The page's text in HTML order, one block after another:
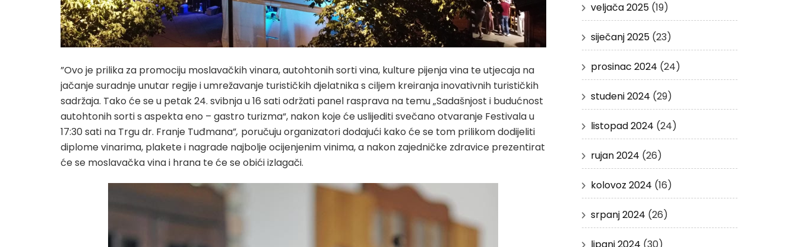
”Ovo je prilika za promociju moslavačkih vinara, autohtonih sorti vina, kulture pijenja vina te utjecaja na
jačanje suradnje unutar regije i umrežavanje turističkih djelatnika s ciljem kreiranja inovativnih turističkih
sadržaja. Tako će se u petak 24. svibnja u 16 sati održati panel rasprava na temu „Sadašnjost i budućnost
autohtonih sorti s aspekta eno – gastro turizma“, nakon koje će uslijediti svečano otvaranje Festivala u
17:30 sati na Trgu dr. Franje Tuđmana”, poručuju organizatori dodajući kako će se tom prilikom dodijeliti
diplome vinarima, plakete i nagrade najbolje ocijenjenim vinima, a nakon zajedničke zdravice prezentirat
će se moslavačka vina i hrana te će se obići izlagači.
veljača 2025(19)
siječanj 2025(23)
prosinac 2024 (24)
studeni 2024 (29)
listopad 2024 (24)
rujan 2024 (26)
kolovoz 2024 (16)
srpanj 2024 (26)